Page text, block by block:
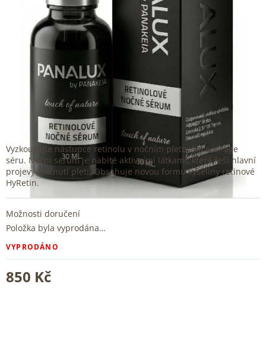
850 Kč
VYPRODÁNO
Možnosti doručení
Položka byla vyprodána…
Vyzkoušejte nástupce retinolu v nočním pleťovém anti-age
séru. Noční sérum je nabité aktivními látkami, které řeší hlavní
projevy stárnutí pleti. Obsahuje novou formu kyseliny retinové
HyRetin.